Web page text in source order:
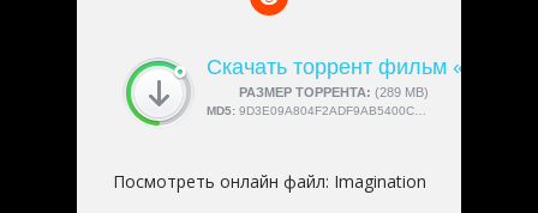
Скачать торрент фильм
РАЗМЕР ТОРРЕНТА: (289 MB)
СКАЧАЛИ:4189
MD5: 9D3E09A804F2ADF9AB5400CCC9C9EC3E
Посмотреть онлайн файл: Imagination